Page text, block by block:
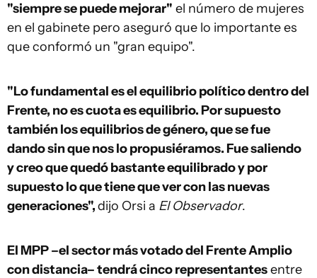
"siempre se puede mejorar" el número de mujeres
en el gabinete pero aseguró que lo importante es
que conformó un "gran equipo".
"Lo fundamental es el equilibrio político dentro del
Frente, no es cuota es equilibrio. Por supuesto
también los equilibrios de género, que se fue
dando sin que nos lo propusiéramos. Fue saliendo
y creo que quedó bastante equilibrado y por
supuesto lo que tiene que ver con las nuevas
generaciones",dijo Orsi a El Observador.
El MPP –el sector más votado del Frente Amplio
con distancia– tendrá cinco representantesentre